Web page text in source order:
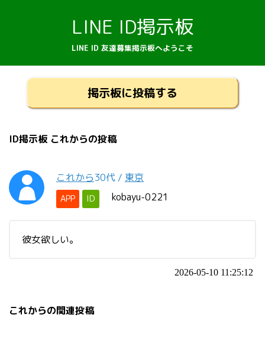
LINE ID掲示板
LINE ID 友達募集掲示板へようこそ
掲示板に投稿する
ID掲示板 これからの投稿
これから30代 / 東京
APP ID kobayu-0221
彼女欲しい。
2026-05-10 11:25:12
これからの関連投稿